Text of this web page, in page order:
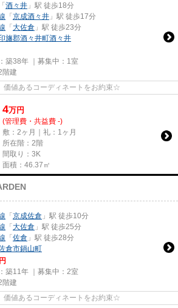
「酒々井 」駅 徒歩18分
「京成酒々井 」駅 徒歩17分
「大佐倉 」駅 徒歩23分
旛郡酒々井町酒々井
築38年 ｜募集中： 1室
階建
値あるコーディネートをお約束☆
4万円
(管理費・共益費 -)
敷：2ヶ月｜礼：1ヶ月
所在階：2階
間取り：3K
面積：46.37㎡
「京成佐倉 」駅 徒歩10分
「大佐倉 」駅 徒歩25分
「佐倉 」駅 徒歩28分
倉市鍋山町
築11年 ｜募集中： 2室
階建
値あるコーディネートをお約束☆